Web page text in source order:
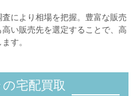
により相場を把握。豊富な販売
い販売先を選定することで、高
す。
宅配買取